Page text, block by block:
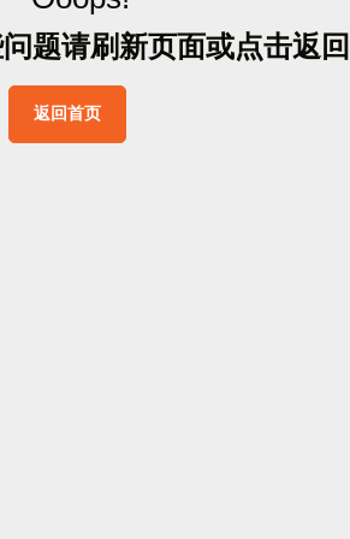
问题请刷新页面或点击返 回
返回首页